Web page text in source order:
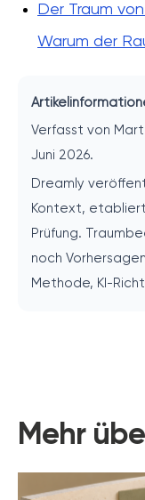
Der Traum
Warum der
Verfasst von
Juni 2026.
Dreamly
Kontext,
Prüfung.
noch
Methode, KI-
Mehr